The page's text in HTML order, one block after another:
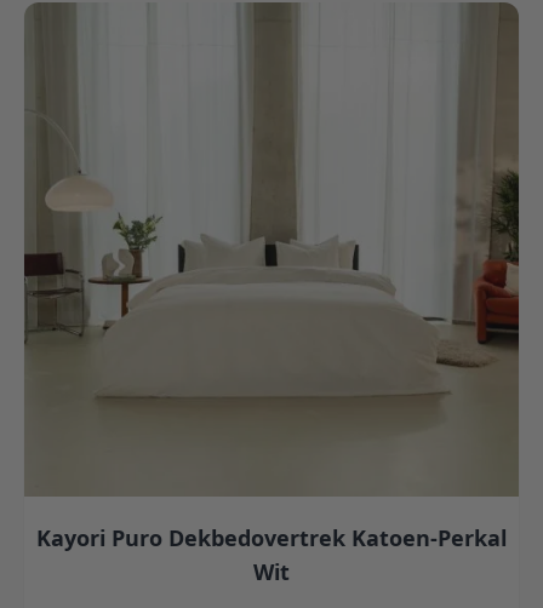
Kayori Puro Dekbedovertrek Katoen-Perkal
Wit